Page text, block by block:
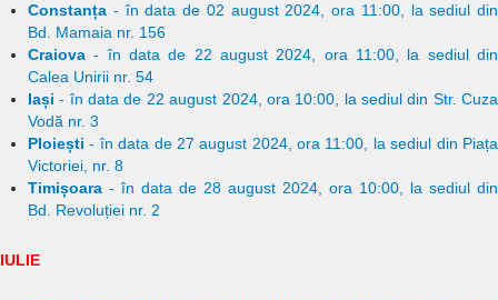
Constanța - în data de 02 august 2024, ora 11:00, la sediul din
Bd. Mamaia nr. 156
Craiova - în data de 22 august 2024, ora 11:00, la sediul din
Calea Unirii nr. 54
Iași - în data de 22 august 2024, ora 10:00, la sediul din Str. Cuza
Vodă nr. 3
Ploiești - în data de 27 august 2024, ora 11:00, la sediul din Piața
Victoriei, nr. 8
Timișoara - în data de 28 august 2024, ora 10:00, la sediul din
Bd. Revoluției nr. 2
IULIE